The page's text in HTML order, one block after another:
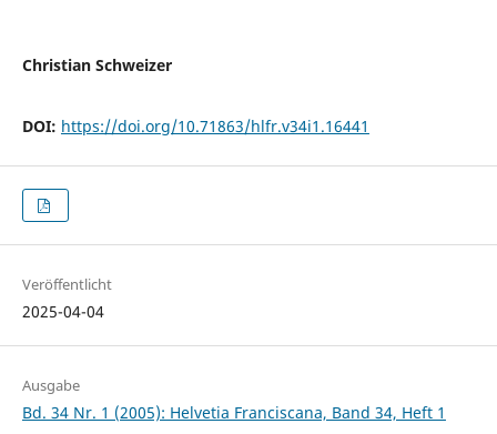
Christian Schweizer
DOI: https://doi.org/10.71863/hlfr.v34i1.16441
Veröffentlicht
2025-04-04
Ausgabe
Bd. 34 Nr. 1 (2005): Helvetia Franciscana, Band 34, Heft 1